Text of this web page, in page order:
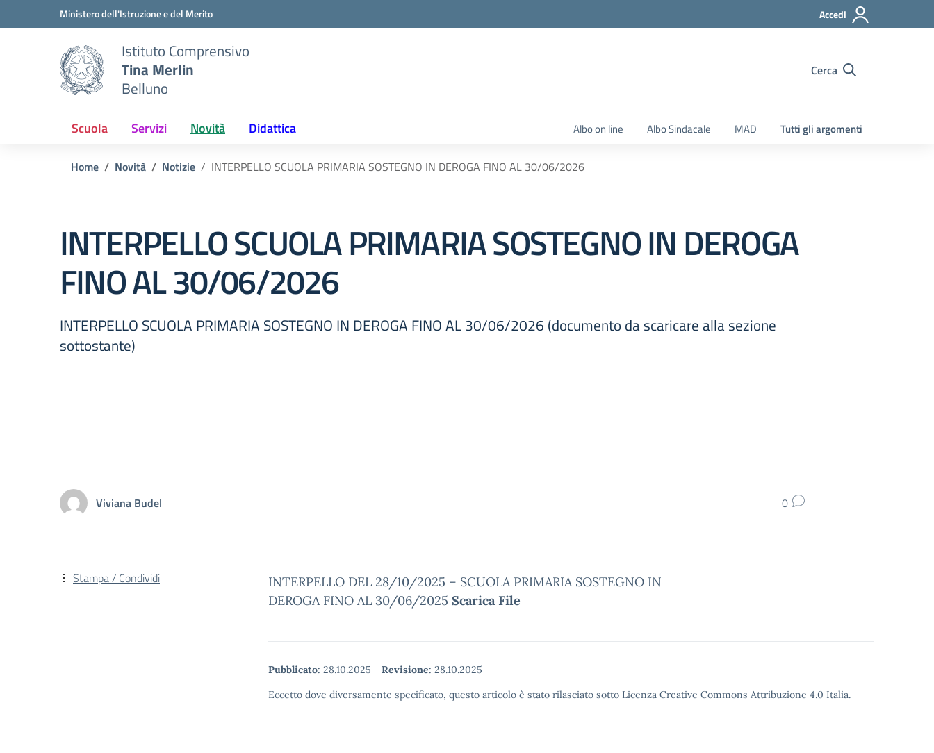
Vai ai contenuti
Vai al menu di navigazioneMinistero dell'Istruzione e del Merito Accedi
Istituto Comprensivo
Tina Merlin
Belluno
Cerca
Scuola Servizi Novità Didattica Albo on line Albo Sindacale MAD Tutti gli argomenti
Home Novità Notizie INTERPELLO SCUOLA PRIMARIA SOSTEGNO IN DEROGA FINO AL 30/06/2026
INTERPELLO SCUOLA PRIMARIA SOSTEGNO IN DEROGA
FINO AL 30/06/2026
INTERPELLO SCUOLA PRIMARIA SOSTEGNO IN DEROGA FINO AL 30/06/2026 (documento da scaricare alla sezione
sottostante)
Viviana Budel 0
INTERPELLO DEL 28/10/2025 – SCUOLA PRIMARIA SOSTEGNO IN
DEROGA FINO AL 30/06/2025 Scarica File
Pubblicato: 28.10.2025 - Revisione: 28.10.2025
Eccetto dove diversamente specificato, questo articolo è stato rilasciato sotto Licenza Creative Commons Attribuzione 4.0 Italia.
Stampa / Condividi